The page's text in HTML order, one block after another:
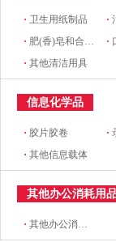
·卫生用纸制品 ·
· 肥(香)皂和合成洗涤剂 ·
·其他清洁用具
信息化学品
· 胶片胶卷 ·
·其他信息载体
其他办公消耗用
·其他办公消耗用品及类似物品